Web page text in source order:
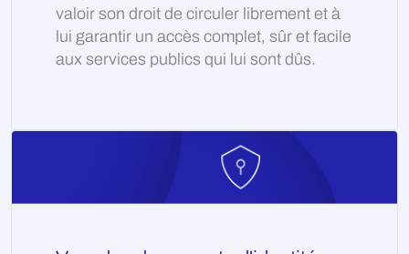
valoir son droit de circuler librement et à
lui garantir un accès complet, sûr et facile
aux services publics qui lui sont dûs.